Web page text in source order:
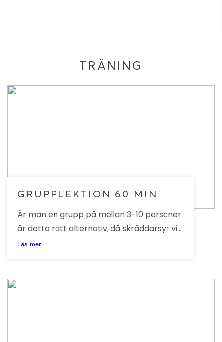
TRÄNING
GRUPPLEKTION 60 MIN
Är man en grupp på mellan 3-10 personer
är detta rätt alternativ, då skräddarsyr vi
en lektion på 60 minuter efter ert
Läs mer